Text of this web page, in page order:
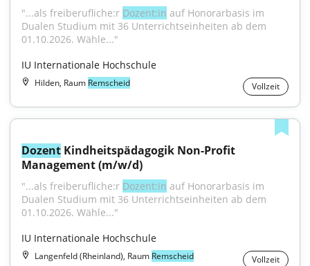
"...als freiberufliche:r Dozent:in auf Honorarbasis im
Dualen Studium mit 36 Unterrichtseinheiten ab dem
01.10.2026. Wähle..."
IU Internationale Hochschule
Hilden, Raum Remscheid Vollzeit
Dozent Kindheitspädagogik Non-Profit
Management (m/w/d)
"...als freiberufliche:r Dozent:in auf Honorarbasis im
Dualen Studium mit 36 Unterrichtseinheiten ab dem
01.10.2026. Wähle..."
IU Internationale Hochschule
Langenfeld (Rheinland), Raum Remscheid Vollzeit